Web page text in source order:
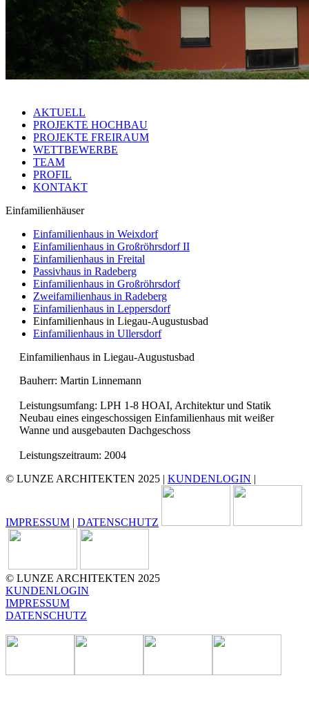
AKTUELL
PROJEKTE HOCHBAU
PROJEKTE FREIRAUM
WETTBEWERBE
TEAM
PROFIL
KONTAKT
Einfamilienhäuser
Einfamilienhaus in Weixdorf
Einfamilienhaus in Großröhrsdorf II
Einfamilienhaus in Freital
Passivhaus in Radeberg
Einfamilienhaus in Großröhrsdorf
Zweifamilienhaus in Radeberg
Einfamilienhaus in Leppersdorf
Einfamilienhaus in Liegau-Augustusbad
Einfamilienhaus in Ullersdorf
Einfamilienhaus in Liegau-Augustusbad
Bauherr: Martin Linnemann
Leistungsumfang: LPH 1-8 HOAI, Architektur und Statik
Neubau eines eingeschossigen Einfamilienhaus mit weißer
Wanne und ausgebauten Dachgeschoss
Leistungszeitraum: 2004
© LUNZE ARCHITEKTEN 2025 | KUNDENLOGIN |
IMPRESSUM | DATENSCHUTZ
© LUNZE ARCHITEKTEN 2025
KUNDENLOGIN
IMPRESSUM
DATENSCHUTZ